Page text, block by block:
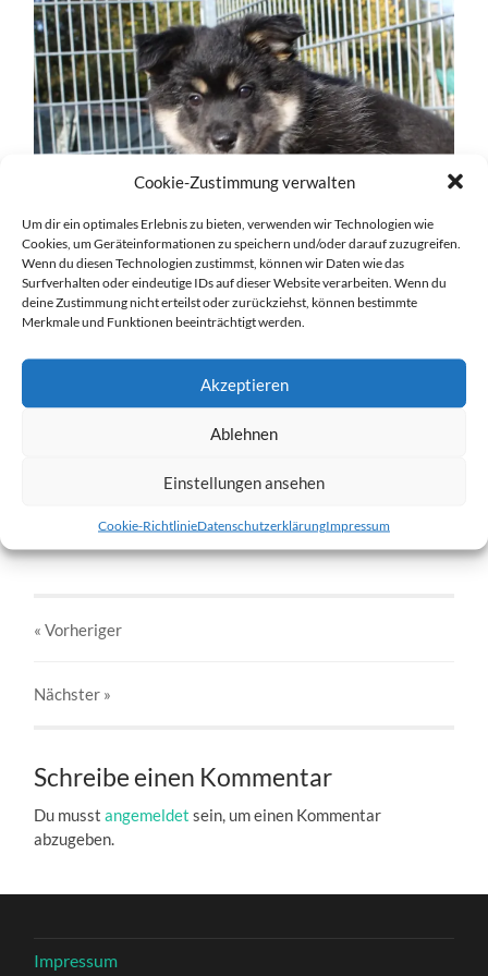
Cookie-Zustimmung verwalten
Um dir ein optimales Erlebnis zu bieten, verwenden wir Technologien wie
Cookies, um Geräteinformationen zu speichern und/oder darauf zuzugreifen.
Wenn du diesen Technologien zustimmst, können wir Daten wie das
Surfverhalten oder eindeutige IDs auf dieser Website verarbeiten. Wenn du
deine Zustimmung nicht erteilst oder zurückziehst, können bestimmte
Merkmale und Funktionen beeinträchtigt werden.
Akzeptieren
Ablehnen
Einstellungen ansehen
Cookie-RichtlinieDatenschutzerklärungImpressum
« Vorheriger
Nächster »
Schreibe einen Kommentar
Du musstangemeldet sein, um einen Kommentar
abzugeben.
Impressum